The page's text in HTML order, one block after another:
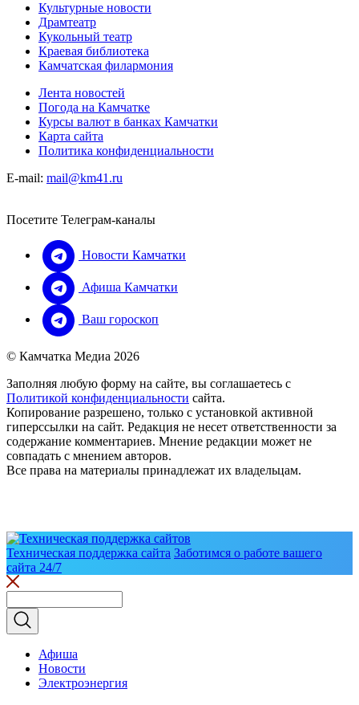
Культурные новости
Драмтеатр
Кукольный театр
Краевая библиотека
Камчатская филармония
Лента новостей
Погода на Камчатке
Курсы валют в банках Камчатки
Карта сайта
Политика конфиденциальности
E-mail: mail@km41.ru
Посетите Телеграм-каналы
Новости Камчатки
Афиша Камчатки
Ваш гороскоп
© Камчатка Медиа 2026
Заполняя любую форму на сайте, вы соглашаетесь с
Политикой конфиденциальности сайта.
Копирование разрешено, только с установкой активной
гиперссылки на сайт. Редакция не несет ответственности за
содержание комментариев. Мнение редакции может не
совпадать с мнением авторов.
Все права на материалы принадлежат их владельцам.
Техническая поддержка сайта Заботимся о работе вашего
сайта 24/7
Афиша
Новости
Электроэнергия